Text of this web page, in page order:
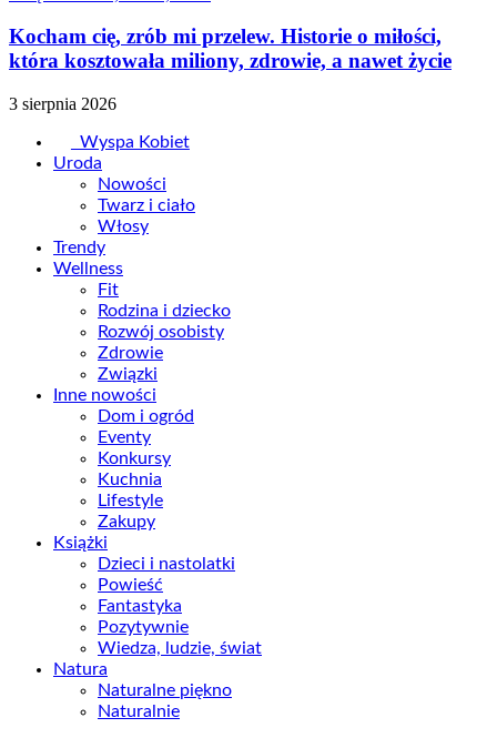
Kocham cię, zrób mi przelew. Historie o miłości,
która kosztowała miliony, zdrowie, a nawet życie
3 sierpnia 2026
Wyspa Kobiet
Uroda
Nowości
Twarz i ciało
Włosy
Trendy
Wellness
Fit
Rodzina i dziecko
Rozwój osobisty
Zdrowie
Związki
Inne nowości
Dom i ogród
Eventy
Konkursy
Kuchnia
Lifestyle
Zakupy
Książki
Dzieci i nastolatki
Powieść
Fantastyka
Pozytywnie
Wiedza, ludzie, świat
Natura
Naturalne piękno
Naturalnie